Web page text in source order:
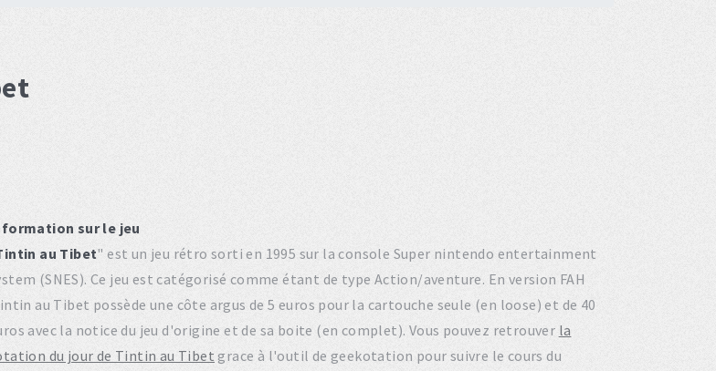
sur le jeu
au Tibet" est un jeu rétro sorti en 1995 sur la console Super nintendo entertainment
(SNES). Ce jeu est catégorisé comme étant de type Action/aventure. En version FAH
au Tibet possède une côte argus de 5 euros pour la cartouche seule (en loose) et de 40
avec la notice du jeu d'origine et de sa boite (en complet). Vous pouvez retrouver la
du jour de Tintin au Tibet grace à l'outil de geekotation pour suivre le cours du